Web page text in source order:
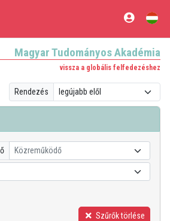
Magyar Tudományos Akadémia
vissza a globális felfedezéshez
Rendezés
Közreműködő
Szűrők törlése